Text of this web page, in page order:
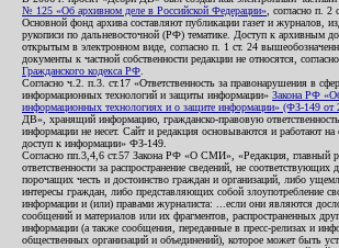
№ 125 «Об архивном деле в Российской Федерации» , согласно п.
Основной фонд архива составляют публикации газет и журналов,
рукописи по дальневосточной (РФ) тематике. Доступ к архивным
открытым в электронном виде, согласно п. 1 ст. 24
документы к частной собственности редакции не относятся,
Гражданского кодекса РФ
Согласно ч.2. п.3. ст.17 «Ответственность за правонарушения в
информационных технологий и защиты информации» Закона РФ
информационных технологиях и о защите информации» (ФЗ-149 от
ДВ», хранящий информацию, гражданско-правовую ответственность
информации не несет. Сайт и редакция основываются и работают на
доступ к информации» ФЗ-149.
Согласно пп.3,4,6 ст.57 Закона РФ «О СМИ», «Редакция, главный
ответственности за распространение сведений, не соответствующих
порочащих честь и достоинство граждан и организаций, либо
интересы граждан, либо представляющих собой злоупотребление
информации и (или) правами журналиста: ...если они являются
сообщений и материалов или их фрагментов, распространенных
информации (а также сообщения, переданные в пресс-релизах и
общественных организаций и объединений), которое может быть